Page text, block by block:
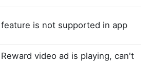
feature is not supported in app
Reward video ad is playing, can't